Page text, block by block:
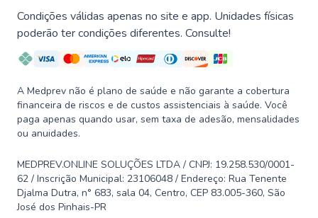
Condições válidas apenas no site e app. Unidades físicas
poderão ter condições diferentes. Consulte!
A Medprev não é plano de saúde e não garante a cobertura
financeira de riscos e de custos assistenciais à saúde. Você
paga apenas quando usar, sem taxa de adesão, mensalidades
ou anuidades.
MEDPREV.ONLINE SOLUÇÕES LTDA / CNPJ: 19.258.530/0001-
62 / Inscrição Municipal: 23106048 / Endereço: Rua Tenente
Djalma Dutra, n° 683, sala 04, Centro, CEP 83.005-360, São
José dos Pinhais-PR